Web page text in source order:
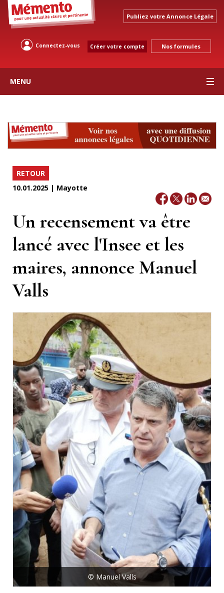
Publiez votre Annonce Légale
Connectez-vous Créer votre compte Nos formules
MENU
RETOUR
10.01.2025 | Mayotte
Un recensement va être
lancé avec l'Insee et les
maires, annonce Manuel
Valls
© Manuel Valls